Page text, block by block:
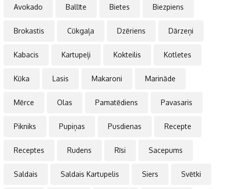
Avokado Ballīte Bietes Biezpiens
Brokastis Cūkgaļa Dzēriens Dārzeņi
Kabacis Kartupeļi Kokteilis Kotletes
Kūka Lasis Makaroni Marināde
Mērce Olas Pamatēdiens Pavasaris
Pikniks Pupiņas Pusdienas Recepte
Receptes Rudens Rīsi Sacepums
Saldais Saldais Kartupelis Siers Svētki